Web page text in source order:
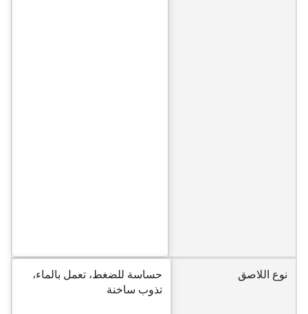
نوع اللاصق
حساسة للضغط، تعمل بالماء،
تذوب ساخنة